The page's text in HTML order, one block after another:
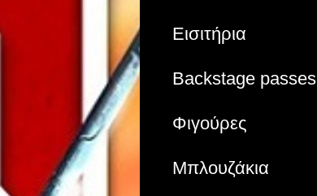
Εισιτήρια
Backstage passes
Φιγούρες
Μπλουζάκια